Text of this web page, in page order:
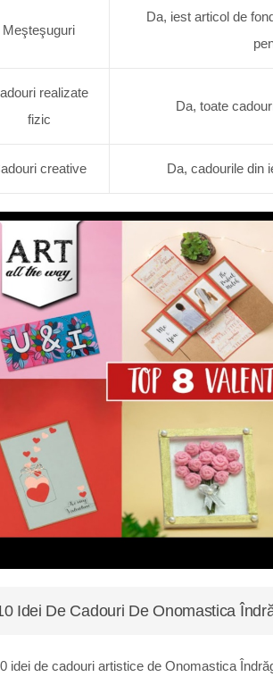
Meşteşuguri
Da, iest articol de
realizate
fizic
Da, toate
creative Da, cadourile din
Idei De Cadouri De Onomastica
idei de cadouri artistice de Onomastica